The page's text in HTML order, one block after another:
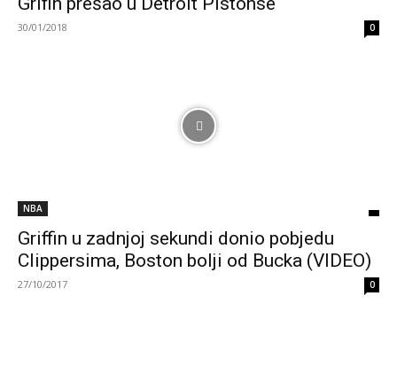
30/01/2018 0
NBA
Griffin u zadnjoj sekundi donio pobjedu
Clippersima, Boston bolji od Bucka (VIDEO)
27/10/2017 0